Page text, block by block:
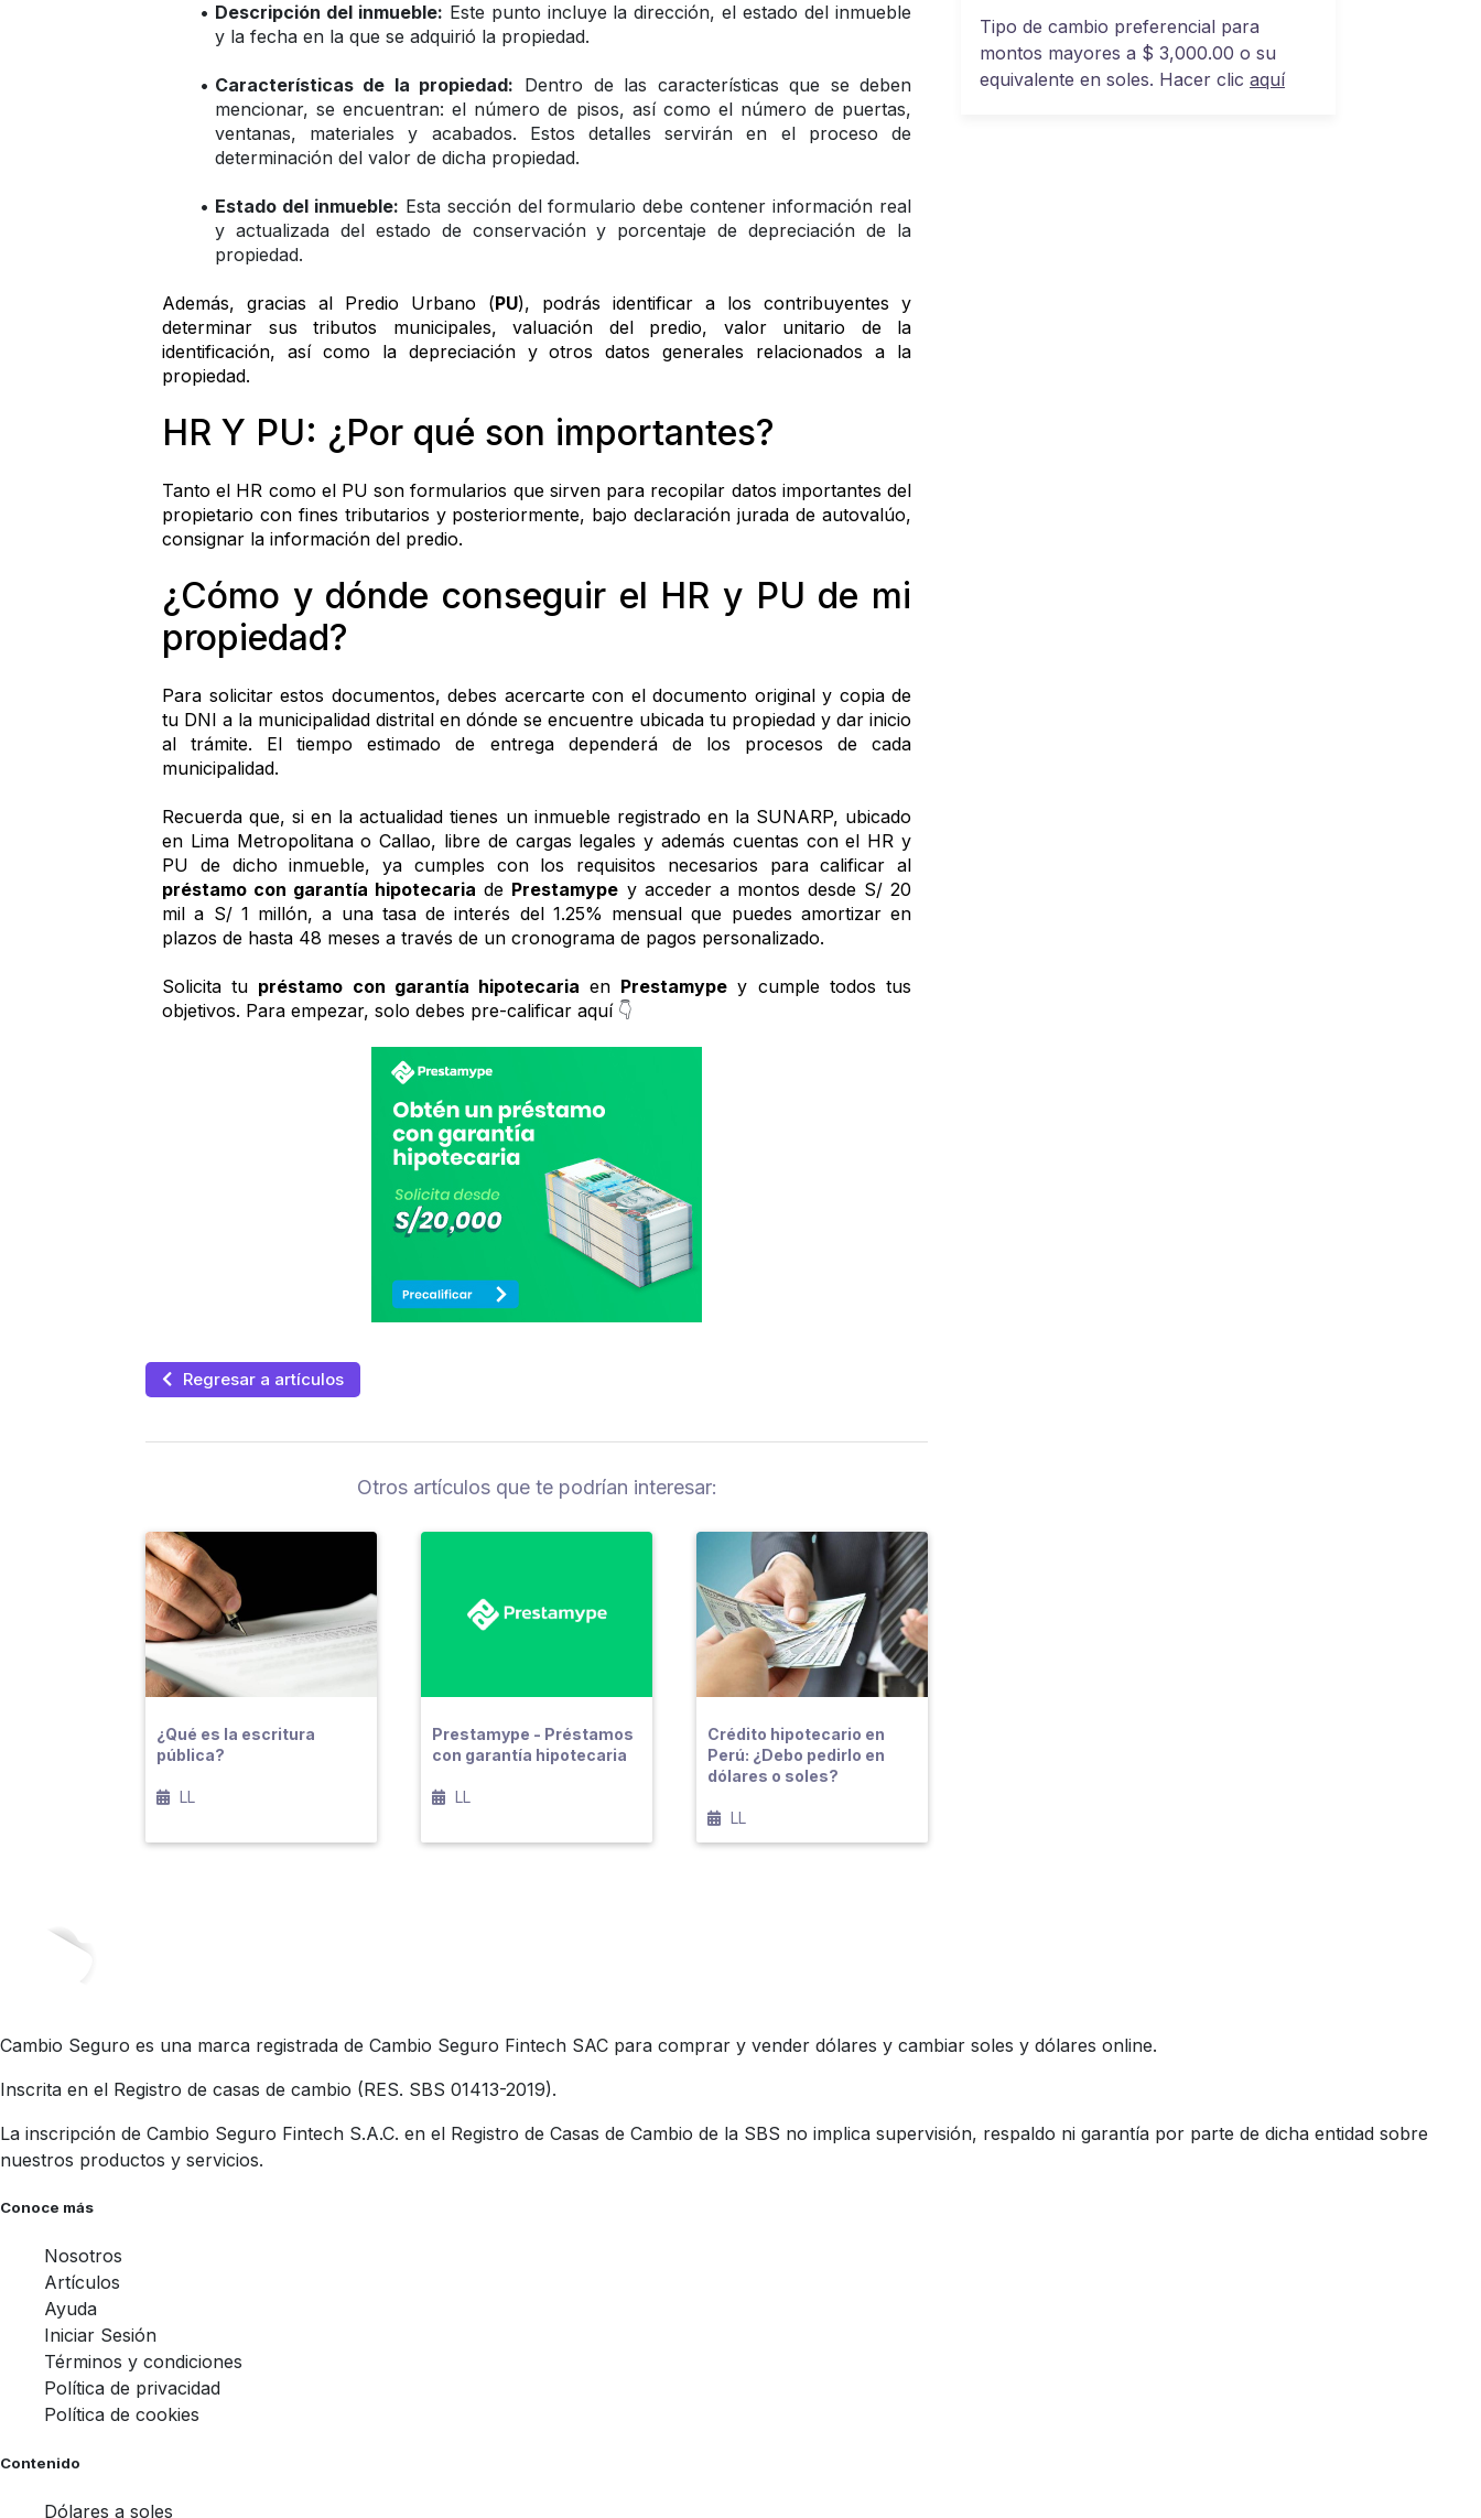
Descripción del inmueble: Este punto incluye la dirección, el estado del inmueble
y la fecha en la que se adquirió la propiedad.
Características de la propiedad: Dentro de las características que se deben
mencionar, se encuentran: el número de pisos, así como el número de puertas,
ventanas, materiales y acabados. Estos detalles servirán en el proceso de
determinación del valor de dicha propiedad.
Estado del inmueble: Esta sección del formulario debe contener información real
y actualizada del estado de conservación y porcentaje de depreciación de la
propiedad.
Además, gracias al Predio Urbano (PU), podrás identificar a los contribuyentes y
determinar sus tributos municipales, valuación del predio, valor unitario de la
identificación, así como la depreciación y otros datos generales relacionados a la
propiedad.
HR Y PU: ¿Por qué son importantes?
Tanto el HR como el PU son formularios que sirven para recopilar datos importantes del
propietario con fines tributarios y posteriormente, bajo declaración jurada de autovalúo,
consignar la información del predio.
¿Cómo y dónde conseguir el HR y PU de mi
propiedad?
Para solicitar estos documentos, debes acercarte con el documento original y copia de
tu DNI a la municipalidad distrital en dónde se encuentre ubicada tu propiedad y dar inicio
al trámite. El tiempo estimado de entrega dependerá de los procesos de cada
municipalidad.
Recuerda que, si en la actualidad tienes un inmueble registrado en la SUNARP, ubicado
en Lima Metropolitana o Callao, libre de cargas legales y además cuentas con el HR y
préstamo con garantía hipotecaria de Prestamype y acceder a montos desde S/ 20
mil a S/ 1 millón, a una tasa de interés del 1.25% mensual que puedes amortizar en
plazos de hasta 48 meses a través de un cronograma de pagos personalizado.
Solicita tu préstamo con garantía hipotecaria en Prestamype y cumple todos tus
objetivos. Para empezar, solo debes pre-calificar aquí 👇
Tipo de cambio preferencial para
montos mayores a $ 3,000.00 o su
equivalente en soles. Hacer clic aquí
Regresar a artículos
Otros artículos que te podrían interesar:
¿Qué es la escritura
pública?
LL
Prestamype - Préstamos
con garantía hipotecaria
LL
Crédito hipotecario en
Perú: ¿Debo pedirlo en
dólares o soles?
LL
Cambio Seguro es una marca registrada de Cambio Seguro Fintech SAC para comprar y vender dólares y cambiar soles y dólares online.
Inscrita en el Registro de casas de cambio (RES. SBS 01413-2019).
La inscripción de Cambio Seguro Fintech S.A.C. en el Registro de Casas de Cambio de la SBS no implica supervisión, respaldo ni garantía por parte de dicha entidad sobre
nuestros productos y servicios.
Conoce más
Nosotros
Artículos
Ayuda
Iniciar Sesión
Términos y condiciones
Política de privacidad
Política de cookies
Contenido
Dólares a soles